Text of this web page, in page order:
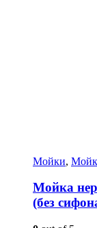
Мойки,
Мойка
(без